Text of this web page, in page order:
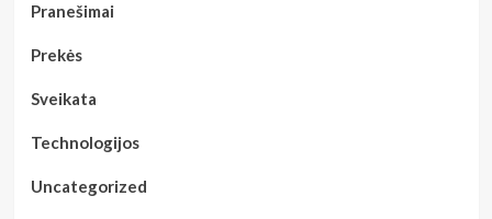
Pranešimai
Prekės
Sveikata
Technologijos
Uncategorized